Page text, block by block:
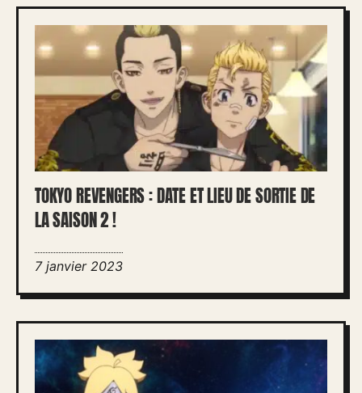
TOKYO REVENGERS : DATE ET LIEU DE SORTIE DE
LA SAISON 2 !
7 janvier 2023